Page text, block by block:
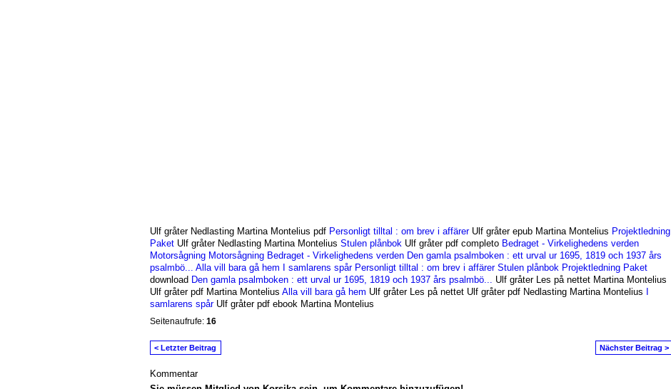
Ulf gråter Nedlasting Martina Montelius pdf Personligt tilltal : om brev i affärerUlf gråter epub Martina Montelius Projektledning
PaketUlf gråter Nedlasting Martina Montelius Stulen plånbok Ulf gråter pdf completo Bedraget - Virkelighedens verden
Motorsågning Motorsågning Bedraget - Virkelighedens verden Den gamla psalmboken : ett urval ur 1695, 1819 och 1937 års
psalmbö...
Alla vill bara gå hem I samlarens spår Personligt tilltal : om brev i affärer Stulen plånbok Projektledning Paket
download Den gamla psalmboken : ett urval ur 1695, 1819 och 1937 års psalmbö...
Ulf gråter Les på nettet Martina Montelius
Ulf gråter pdf Martina Montelius Alla vill bara gå hem Ulf gråter Les på nettet Ulf gråter pdf Nedlasting Martina Montelius I
samlarens spårUlf gråter pdf ebook Martina Montelius
Seitenaufrufe: 16
< Letzter Beitrag Nächster Beitrag >
Kommentar